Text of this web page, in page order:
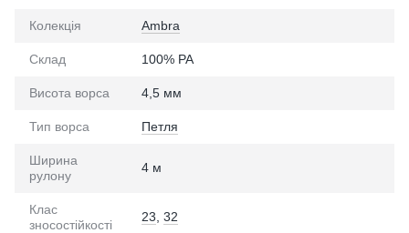
Колекція Ambra
Склад 100% PA
Висота ворса 4,5 мм
Тип ворса Петля
Ширина
рулону
4 м
Клас
зносостійкості
23 32